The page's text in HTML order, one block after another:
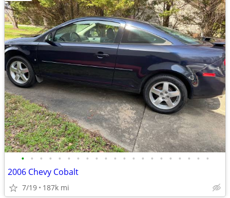
• • • • • • • • • • • • • • • • • • • • •
2006 Chevy Cobalt
7/19 187k mi